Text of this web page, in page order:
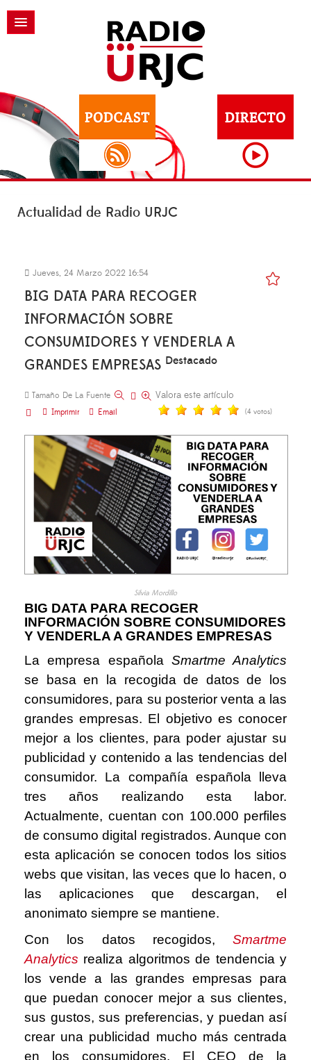
Actualidad de Radio URJC
Jueves, 24 Marzo 2022 16:54
BIG DATA PARA RECOGER
INFORMACIÓN SOBRE
CONSUMIDORES Y VENDERLA A
GRANDES EMPRESAS Destacado
Tamaño De La Fuente
Imprimir
Email
Valora este artículo
(4 votos)
Silvia Mordillo
BIG DATA PARA RECOGER
INFORMACIÓN SOBRE CONSUMIDORES
Y VENDERLA A GRANDES EMPRESAS
La empresa española Smartme Analytics
se basa en la recogida de datos de los
consumidores, para su posterior venta a las
grandes empresas. El objetivo es conocer
mejor a los clientes, para poder ajustar su
publicidad y contenido a las tendencias del
consumidor. La compañía española lleva
tres años realizando esta labor.
Actualmente, cuentan con 100.000 perfiles
de consumo digital registrados. Aunque con
esta aplicación se conocen todos los sitios
webs que visitan, las veces que lo hacen, o
las aplicaciones que descargan, el
anonimato siempre se mantiene.
Con los datos recogidos, Smartme
Analytics realiza algoritmos de tendencia y
los vende a las grandes empresas para
que puedan conocer mejor a sus clientes,
sus gustos, sus preferencias, y puedan así
crear una publicidad mucho más centrada
en los consumidores. El CEO de la